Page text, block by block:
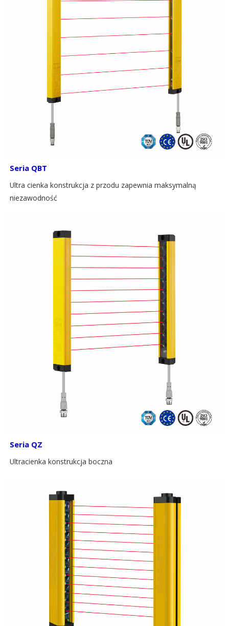
Seria QBT
Ultra cienka konstrukcja z przodu zapewnia maksymalną
niezawodność
Seria QZ
Ultracienka konstrukcja boczna